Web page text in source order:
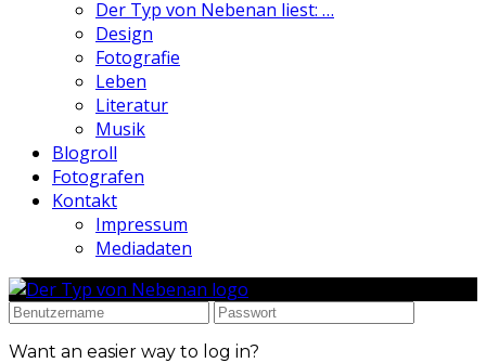
Der Typ von Nebenan liest: …
Design
Fotografie
Leben
Literatur
Musik
Blogroll
Fotografen
Kontakt
Impressum
Mediadaten
Want an easier way to log in?